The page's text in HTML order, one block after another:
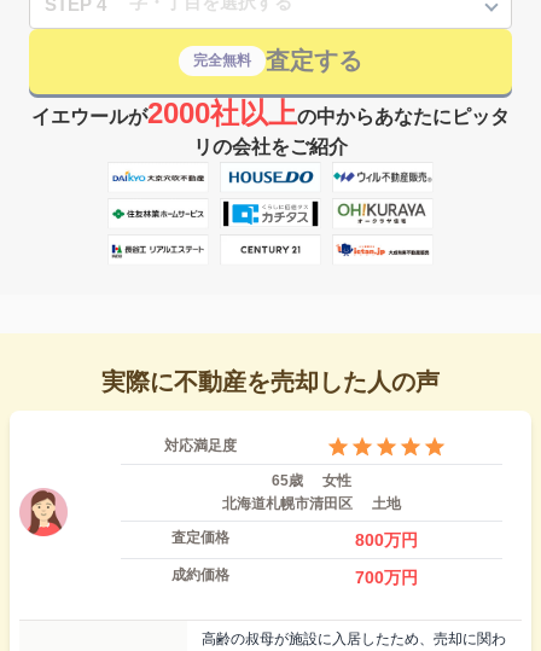
STEP 4
完全無料 査定する
イエウールが2000社以上の中からあなたにピッタ
リの会社をご紹介
実際に不動産を売却した人の声
対応満足度
65歳
女性
北海道札幌市清田区
土地
査定価格
800万円
成約価格 700万円
高齢の叔母が施設に入居したため、売却に関わ